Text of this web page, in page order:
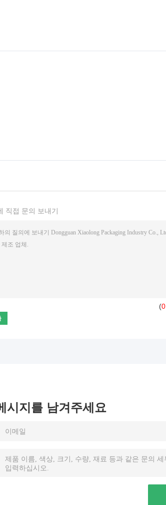
직접 문의 보내기
(0
시지를 남겨주세요